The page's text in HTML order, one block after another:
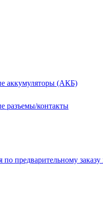
предварительному
аккумуляторы (АКБ)
разъемы/контакты